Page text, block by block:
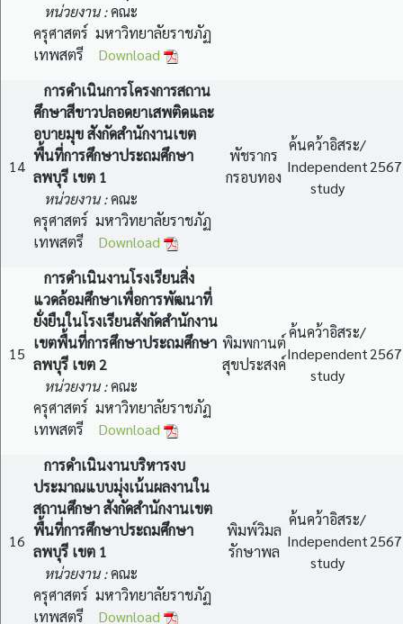
หน่วยงาน :คณะ
ครุศาสตร์ มหาวิทยาลัยราชภัฏ
เทพสตรี Download
14
การดำเนินการโครงการสถาน
ศึกษาสีขาวปลอดยาเสพติดและ
อบายมุข สังกัดสำนักงานเขต
พื้นที่การศึกษาประถมศึกษา
ลพบุรี เขต 1
หน่วยงาน :คณะ
ครุศาสตร์ มหาวิทยาลัยราชภัฏ
เทพสตรี Download
พัชรากร
กรอบทอง
ค้นคว้าอิสระ/
Independent
study
2567
15
การดำเนินงานโรงเรียนสิ่ง
แวดล้อมศึกษาเพื่อการพัฒนาที่
ยั่งยืนในโรงเรียนสังกัดสำนักงาน
เขตพื้นที่การศึกษาประถมศึกษา
ลพบุรี เขต 2
หน่วยงาน :คณะ
ครุศาสตร์ มหาวิทยาลัยราชภัฏ
เทพสตรี Download
พิมพกานต์
สุขประสงค์
ค้นคว้าอิสระ/
Independent
study
2567
16
การดำเนินงานบริหารงบ
ประมาณแบบมุ่งเน้นผลงานใน
สถานศึกษา สังกัดสำนักงานเขต
พื้นที่การศึกษาประถมศึกษา
ลพบุรี เขต 1
หน่วยงาน :คณะ
ครุศาสตร์ มหาวิทยาลัยราชภัฏ
เทพสตรี Download
พิมพ์วิมล
รักษาพล
ค้นคว้าอิสระ/
Independent
study
2567